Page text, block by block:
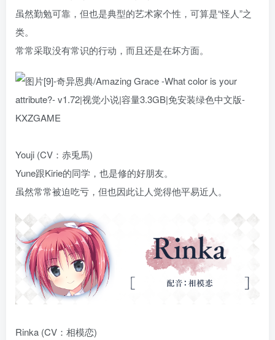
虽然勤勉可靠，但也是典型的艺术家个性，可算是“怪人”之
类。
常常采取没有常识的行动，而且还是在坏方面。
Youji (CV：赤兎馬)
Yune跟Kirie的同学，也是修的好朋友。
虽然常常被迫吃亏，但也因此让人觉得他平易近人。
Rinka (CV：相模恋)